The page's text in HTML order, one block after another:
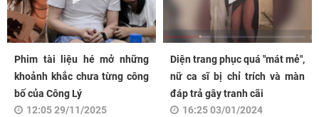
Phim tài liệu hé mở những
khoảnh khắc chưa từng công
bố của Công Lý
12:05 29/11/2025
Diện trang phục quá "mát mẻ",
nữ ca sĩ bị chỉ trích và màn
đáp trả gây tranh cãi
16:25 03/01/2024